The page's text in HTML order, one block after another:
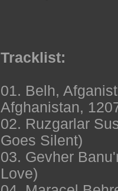
Tracklist:
01. Belh,
Afghanistan,
02. Ruzgarlar
Goes Silent)
03. Gevher
Love)